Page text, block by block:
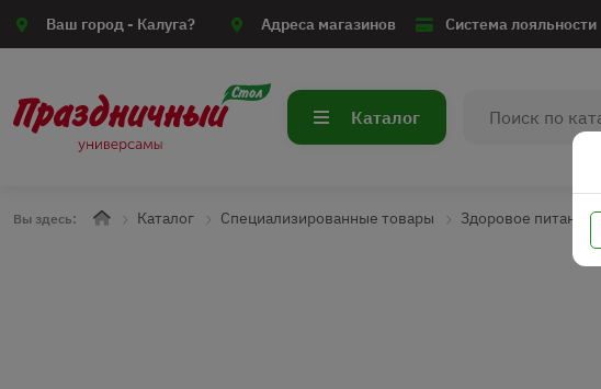
Ваш город - Калуга? Адреса магазинов Система лояльности
Каталог
Вы здесь: Каталог Специализированные товары Здоровое питание*